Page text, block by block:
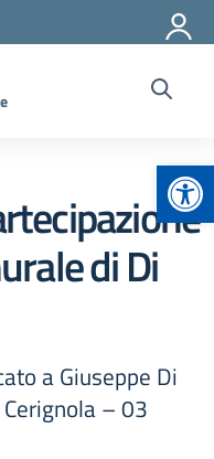
di Di
a Giuseppe Di
– 03